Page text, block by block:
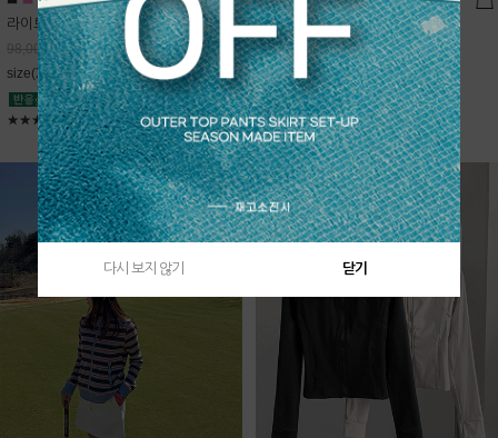
라이트데님 핀턱 스커트
98,000원 68,600원
size(XS,S,M,L)
★★★★★5
블룸 하이넥 니트집업
Sold Out
free(44~66)
★★★★★4.9
다시 보지 않기 닫기